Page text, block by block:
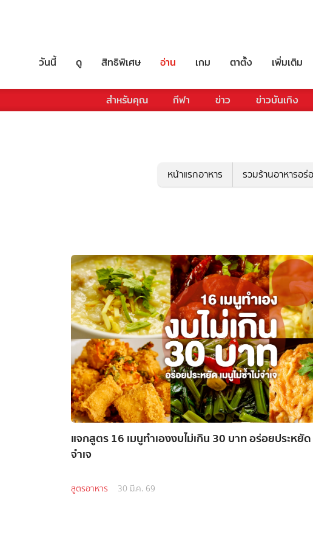
วันนี้ ดู สิทธิพิเศษ อ่าน เกม ตาตั้ง เพิ่มเติม
สำหรับคุณ กีฬา ข่าว ข่าวบันเทิง
หน้าแรกอาหาร รวมร้านอาหารอร่
แจกสูตร 16 เมนูทำเองงบไม่เกิน 30 บาท อร่อยประหยัด
จำเจ
สูตรอาหาร 30 มี.ค. 69